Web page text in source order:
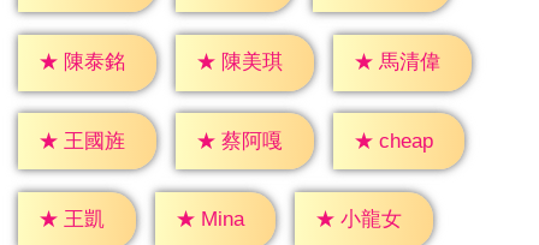
★ 陳泰銘 ★ 陳美琪 ★ 馬清偉
★ 王國旌 ★ 蔡阿嘎 ★ cheap
★ 王凱 ★ Mina ★ 小龍女